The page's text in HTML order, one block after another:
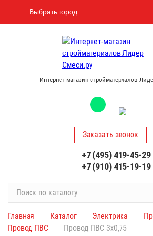
Выбрать город
Интернет-магазин стройматериалов
и
с
Заказать звонок
+7 (495) 419-45-29
+7 (910) 415-19-19
Главная Каталог Электрика
Провод ПВС
Провод ПВС 3х0,75